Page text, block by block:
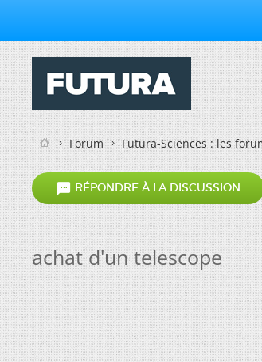
Forum Futura-Sciences : les
 RÉPONDRE À LA DISCUSSION
achat d'un telescope